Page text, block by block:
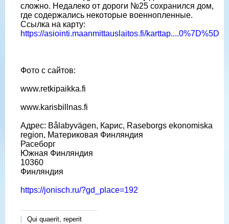
сложно. Недалеко от дороги №25 сохранился дом,
где содержались некоторые военнопленные.
Ссылка на карту:
https://asiointi.maanmittauslaitos.fi/karttap....0%7D%5D
Фото с сайтов:
www.retkipaikka.fi
www.karisbillnas.fi
Адрес: Bålabyvägen, Карис, Raseborgs ekonomiska
region, Материковая Финляндия
Расеборг
Южная Финляндия
10360
Финляндия
https://jonisch.ru/?gd_place=192
Qui quaerit, reperit